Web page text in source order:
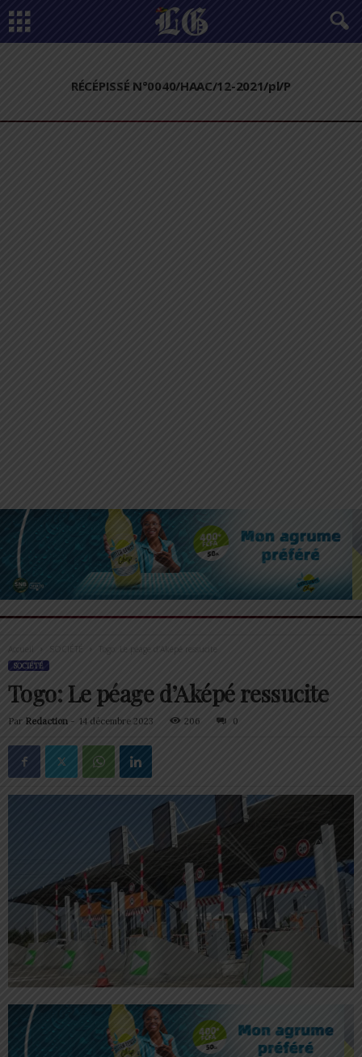
RÉCÉPISSÉ N°0040/HAAC/12-2021/pl/P
Accueil Togo: Le péage d’Aképé ressucite
SOCIÉTÉ
Togo: Le péage d’Aképé ressucite
Par Redaction - 14 décembre 2023 206 0